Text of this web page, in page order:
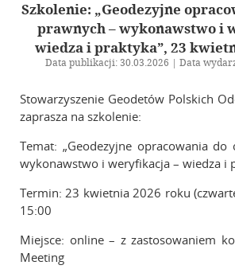
Galeria
Zarząd Główny
Kontakt
Szkolenie: „Geodezyjne
prawnych – wykonawstwo i
wiedza i praktyka”, 23
Data publikacji: 30.03.2026 | Data
Stowarzyszenie Geodetów Polskich
zaprasza na szkolenie:
Temat: „Geodezyjne opracowania
wykonawstwo i weryfikacja – wiedza i
Termin: 23 kwietnia 2026 roku
15:00
Miejsce: online – z zastosowaniem
Meeting